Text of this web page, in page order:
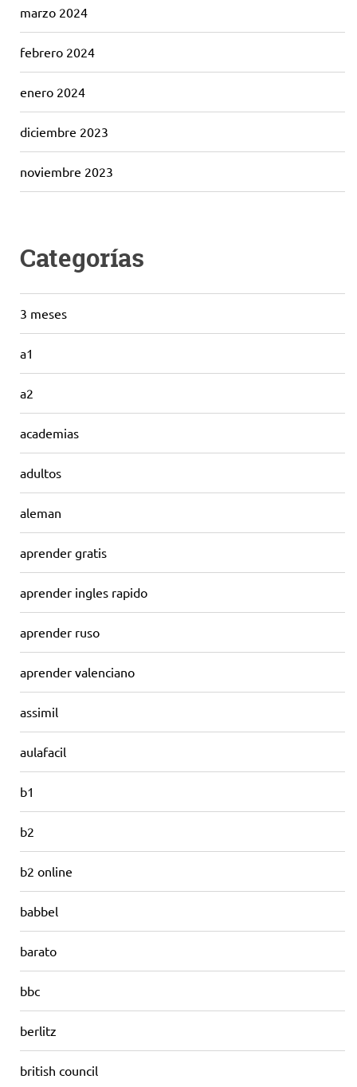
marzo 2024
febrero 2024
enero 2024
diciembre 2023
noviembre 2023
Categorías
3 meses
a1
a2
academias
adultos
aleman
aprender gratis
aprender ingles rapido
aprender ruso
aprender valenciano
assimil
aulafacil
b1
b2
b2 online
babbel
barato
bbc
berlitz
british council